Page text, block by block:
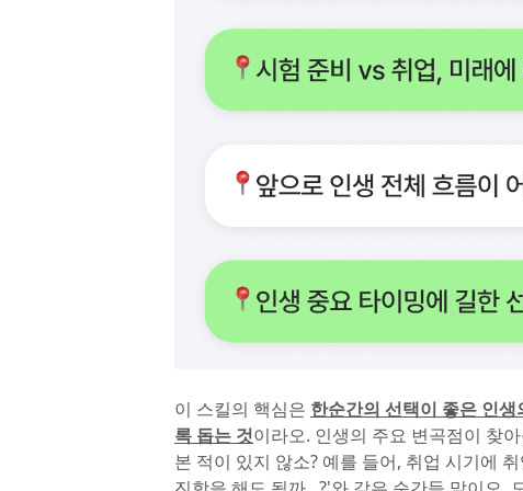
이 스킬의 핵심은 한순간의 선택이 좋은 인
록 돕는 것이라오. 인생의 주요 변곡점이 찾
본 적이 있지 않소? 예를 들어, 취업 시기에